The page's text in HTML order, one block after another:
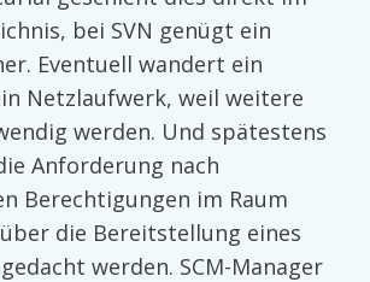
bei SVN genügt ein
Eventuell wandert ein
Netzlaufwerk, weil weitere
werden. Und spätestens
Anforderung nach
Berechtigungen im Raum
die Bereitstellung eines
werden. SCM-Manager